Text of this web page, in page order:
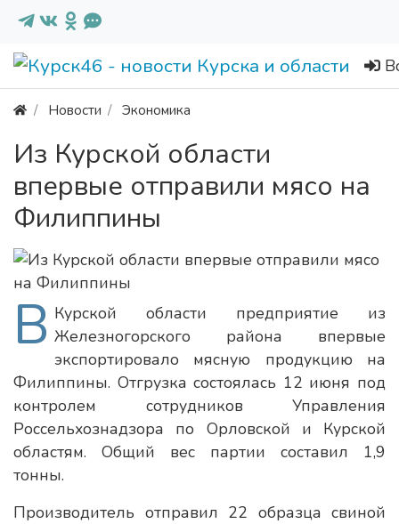
Новости Экономика
Из Курской области
впервые отправили мясо на
Филиппины
В Курской области предприятие из
Железногорского района впервые
экспортировало мясную продукцию на
Филиппины. Отгрузка состоялась 12 июня под
контролем сотрудников Управления
Россельхознадзора по Орловской и Курской
областям. Общий вес партии составил 1,9
тонны.
Производитель отправил 22 образца свиной